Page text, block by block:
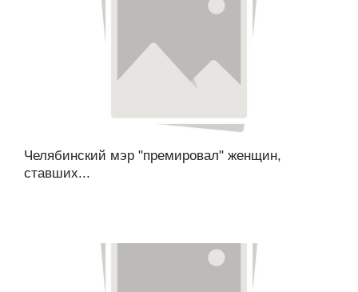
Челябинский мэр "премировал" женщин,
ставших...